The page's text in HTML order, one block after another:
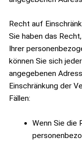
Recht auf
Sie haben das
Ihrer
können Sie sich
angegebenen
Einschränkung der
Fällen:
Wenn Sie die